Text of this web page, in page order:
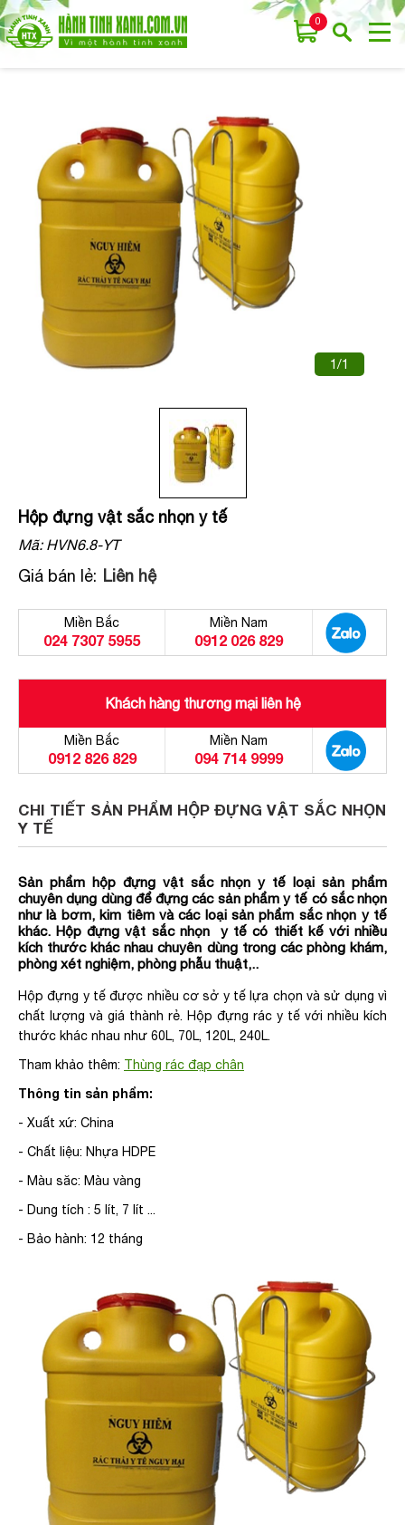
0
1/1
Hộp đựng vật sắc nhọn y tế
Mã:HVN6.8-YT
Giá bán lẻ: Liên hệ
Miền Bắc
024 7307 5955
Miền Nam
0912 026 829
Khách hàng thương mại liên hệ
Miền Bắc
0912 826 829
Miền Nam
094 714 9999
CHI TIẾT SẢN PHẨM HỘP ĐỰNG VẬT SẮC NHỌN
Y TẾ
Sản phẩm hộp đựng vật sắc nhọn y tế loại sản phẩm
chuyên dụng dùng để đựng các sản phẩm y tế có sắc nhọn
như là bơm, kim tiêm và các loại sản phẩm sắc nhọn y tế
khác. Hộp đựng vật sắc nhọn y tế có thiết kế với nhiều
kích thước khác nhau chuyên dùng trong các phòng khám,
phòng xét nghiệm, phòng phẫu thuật,..
Hộp đựng y tế được nhiều cơ sở y tế lựa chọn và sử dụng vì
chất lượng và giá thành rẻ. Hộp đựng rác y tế với nhiều kích
thước khác nhau như 60L, 70L, 120L, 240L.
Tham khảo thêm: Thùng rác đạp chân
Thông tin sản phẩm:
- Xuất xứ: China
- Chất liệu: Nhựa HDPE
- Màu săc: Màu vàng
- Dung tích : 5 lít, 7 lít ...
- Bảo hành: 12 tháng